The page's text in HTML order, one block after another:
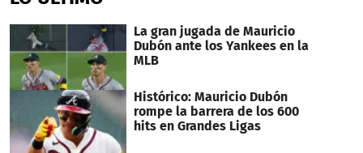
52
seconds
La gran jugada de Mauricio
Dubón ante los Yankees en la
MLB
Histórico: Mauricio Dubón
rompe la barrera de los 600
hits en Grandes Ligas